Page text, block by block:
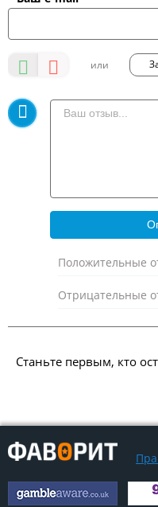
Положительные
Отрицательные
Станьте первым, кто